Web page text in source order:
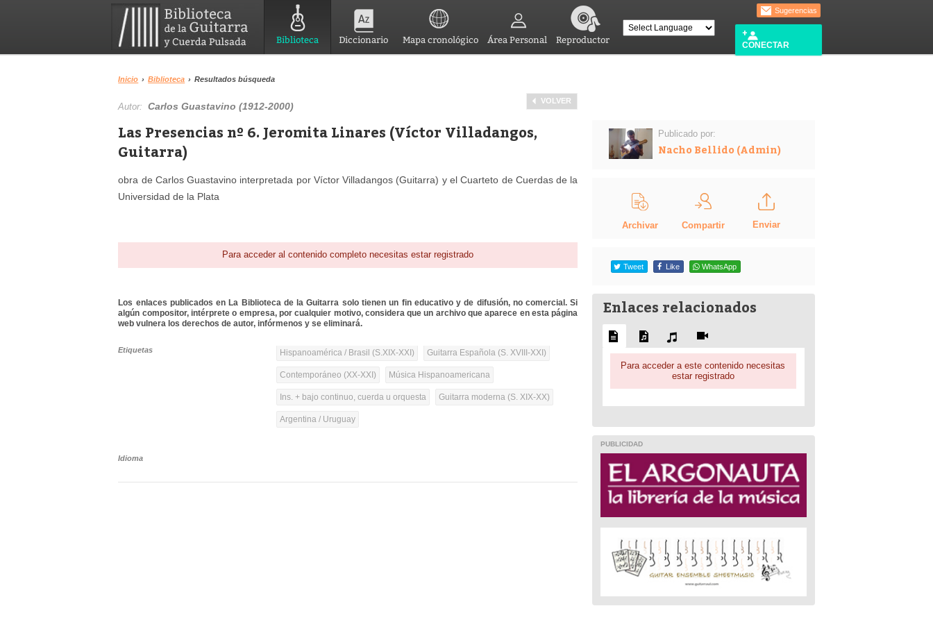
Biblioteca Diccionario Mapa cronológico Área Personal Reproductor
Sugerencias
CONECTAR
Inicio › Biblioteca › Resultados búsqueda
VOLVER
Autor:Carlos Guastavino (1912-2000)
Las Presencias nº 6. Jeromita Linares (Víctor Villadangos,
Guitarra)
obra de Carlos Guastavino interpretada por Víctor Villadangos (Guitarra) y el Cuarteto de Cuerdas de la
Universidad de la Plata
Para acceder al contenido completo necesitas estar registrado
Los enlaces publicados en La Biblioteca de la Guitarra solo tienen un fin educativo y de difusión, no comercial. Si
algún compositor, intérprete o empresa, por cualquier motivo, considera que un archivo que aparece en esta página
web vulnera los derechos de autor, infórmenos y se eliminará.
Etiquetas Hispanoamérica / Brasil (S.XIX-XXI) Guitarra Española (S. XVIII-XXI)
Contemporáneo (XX-XXI) Música Hispanoamericana
Ins. + bajo continuo, cuerda u orquesta Guitarra moderna (S. XIX-XX)
Argentina / Uruguay
Idioma
Publicado por:
Nacho Bellido (Admin)
Archivar Compartir Enviar
Tweet Like WhatsApp
Enlaces relacionados
Para acceder a este contenido necesitas
estar registrado
PUBLICIDAD